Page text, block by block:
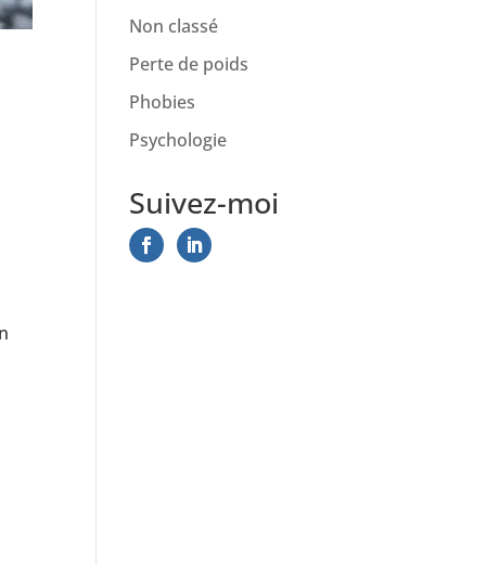
Non classé
Perte de poids
Phobies
Psychologie
Suivez-moi